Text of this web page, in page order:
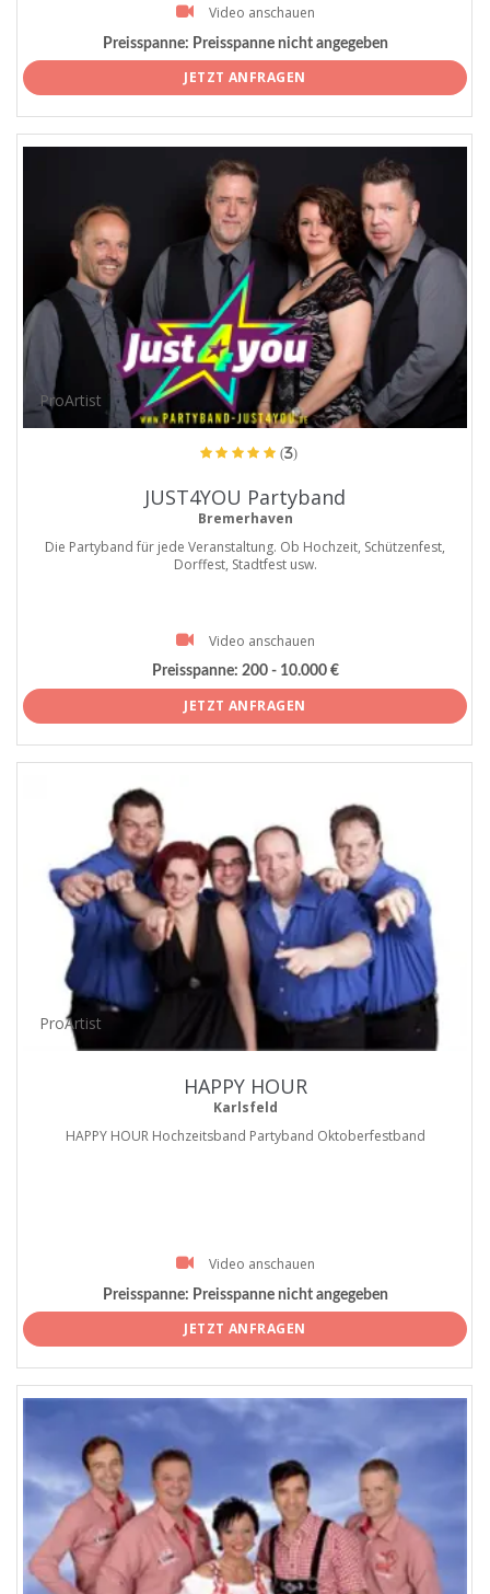
Video anschauen
Preisspanne: Preisspanne nicht angegeben
JETZT ANFRAGEN
ProArtist
(3)
JUST4YOU Partyband
Bremerhaven
Die Partyband für jede Veranstaltung. Ob Hochzeit, Schützenfest,
Dorffest, Stadtfest usw.
Video anschauen
Preisspanne: 200 - 10.000 €
JETZT ANFRAGEN
ProArtist
HAPPY HOUR
Karlsfeld
HAPPY HOUR Hochzeitsband Partyband Oktoberfestband
Video anschauen
Preisspanne: Preisspanne nicht angegeben
JETZT ANFRAGEN